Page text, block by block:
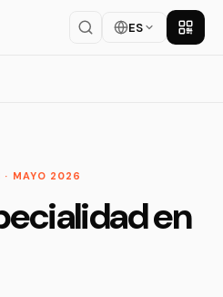
ES
· MAYO 2026
en